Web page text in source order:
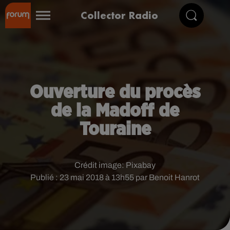
Collector Radio
Ouverture du procès
de la Madoff de
Touraine
Publié : 23 mai 2018 à 13h55 par Benoit Hanrot
Crédit image: Pixabay